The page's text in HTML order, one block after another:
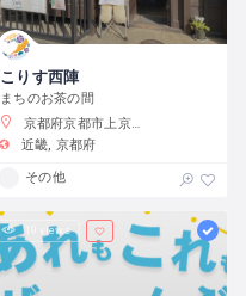
こりす西陣
まちのお茶の間
京都府京都市上京区藤木町７９５−５
近畿 京都府
その他
19 views